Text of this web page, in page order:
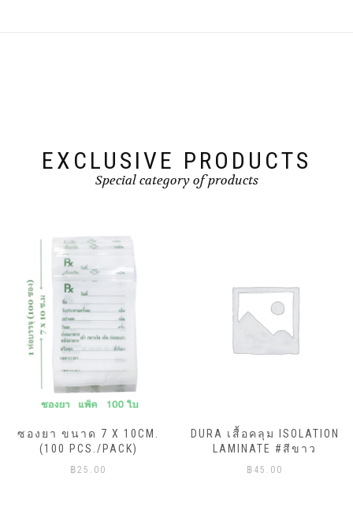
EXCLUSIVE PRODUCTS
Special category of products
ซองยา ขนาด 7 X 10CM.
(100 PCS./PACK)
฿25.00
DURA เสื้อคลุม ISOLATION
LAMINATE #สีขาว
฿ 45.00